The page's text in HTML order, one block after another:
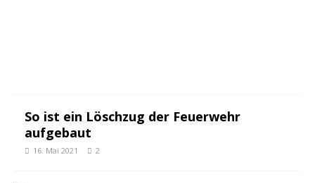
So ist ein Löschzug der Feuerwehr
aufgebaut
16. Mai 2021 2